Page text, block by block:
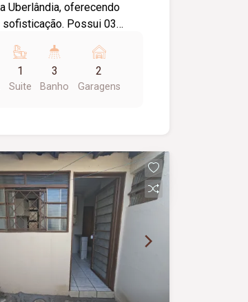
Uberlândia, oferecendo
sofisticação. Possui 03
todos com ar-
Conta com banheiro
e sala em dois
imóvel ainda dispõe de
área gourmet e
perfeito para momentos
02 vagas de garagem. Ideal
busca praticidade e
vida.
1
Suite
3
Banho
2
Garagens